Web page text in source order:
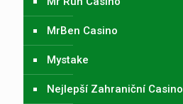
MrBen Casino
Mystake
Nejlepší Zahraniční Casino